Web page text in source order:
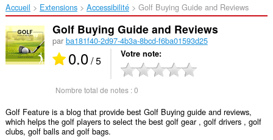
Accueil Extensions Accessibilité Golf Buying Guide and Reviews‎
Golf Buying Guide and Reviews
par ba181f40-2d97-4b3a-8bcd-f6ba01593d25
0.0/ 5 Votre note
Nombre total de notes :0
Golf Feature is a blog that provide best Golf Buying guide and reviews,
which helps the golf players to select the best golf gear , golf drivers , golf
clubs, golf balls and golf bags.